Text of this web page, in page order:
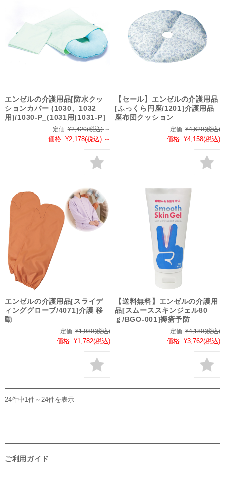
エンゼルの介護用品[防水クッ
ションカバー (1030、1032
用)/1030-P_(1031用)1031-P]
定価: ¥2,420(税込) ～
価格: ¥2,178(税込) ～
【セール】エンゼルの介護用品
[ふっくら円座/1201]介護用品
座布団クッション
定価: ¥4,620(税込)
価格: ¥4,158(税込)
エンゼルの介護用品[スライデ
ィンググローブ/4071]介護 移
動
定価: ¥1,980(税込)
価格: ¥1,782(税込)
【送料無料】エンゼルの介護用
品[スムーススキンジェル80
ｇ/BGO-001]褥瘡予防
定価: ¥4,180(税込)
価格: ¥3,762(税込)
24件中1件～24件を表示
ご利用ガイド